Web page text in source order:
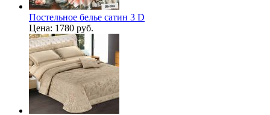
Постельное белье сатин 3 D
Цена: 1780 руб.